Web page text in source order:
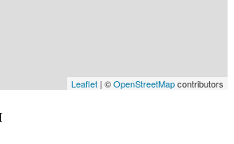
Leaflet | ©OpenStreetMapcontributors